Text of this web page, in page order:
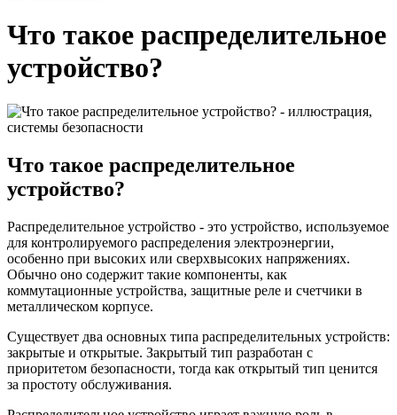
Что такое распределительное
устройство?
Что такое распределительное
устройство?
Распределительное устройство - это устройство, используемое
для контролируемого распределения электроэнергии,
особенно при высоких или сверхвысоких напряжениях.
Обычно оно содержит такие компоненты, как
коммутационные устройства, защитные реле и счетчики в
металлическом корпусе.
Существует два основных типа распределительных устройств:
закрытые и открытые. Закрытый тип разработан с
приоритетом безопасности, тогда как открытый тип ценится
за простоту обслуживания.